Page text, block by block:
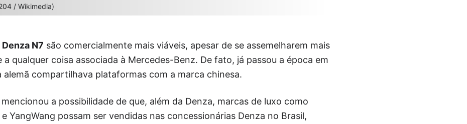
/ Wikimedia)
Denza N7 são comercialmente mais viáveis, apesar de se assemelharem mais
a qualquer coisa associada à Mercedes-Benz. De fato, já passou a época em
alemã compartilhava plataformas com a marca chinesa.
a possibilidade de que, além da Denza, marcas de luxo como
YangWang possam ser vendidas nas concessionárias Denza no Brasil,